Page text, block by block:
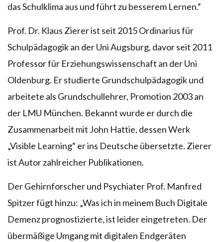
das Schulklima aus und führt zu besserem Lernen.“
Prof. Dr. Klaus Zierer ist seit 2015 Ordinarius für
Schulpädagogik an der Uni Augsburg, davor seit 2011
Professor für Erziehungswissenschaft an der Uni
Oldenburg. Er studierte Grundschulpädagogik und
arbeitete als Grundschullehrer, Promotion 2003 an
der LMU München. Bekannt wurde er durch die
Zusammenarbeit mit John Hattie, dessen Werk
„Visible Learning“ er ins Deutsche übersetzte. Zierer
ist Autor zahlreicher Publikationen.
Der Gehirnforscher und Psychiater Prof. Manfred
Spitzer fügt hinzu: „Was ich in meinem Buch Digitale
Demenz prognostizierte, ist leider eingetreten. Der
übermäßige Umgang mit digitalen Endgeräten